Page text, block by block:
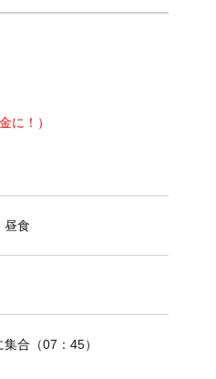
に！）
昼食
合（07：45）